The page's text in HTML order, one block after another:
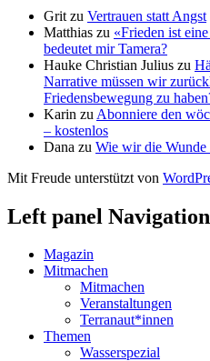
Grit zu Vertrauen statt Angst
Matthias zu «Frieden ist
bedeutet mir Tamera?
Hauke Christian Julius zu
Narrative müssen wir
Friedensbewegung zu
Karin zu Abonniere den
– kostenlos
Dana zu Wie wir die Wunde
Mit Freude unterstützt von
Left panel Navigation
Magazin
Mitmachen
Mitmachen
Veranstaltungen
Terranaut*innen
Themen
Wasserspezial